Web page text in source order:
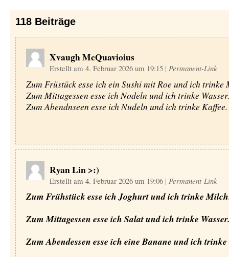
118 Beiträge
Xvaugh McQuavioius
Erstellt am 4. Februar 2026 um 19:15 | Permanent-Link
Zum Früstück esse ich ein Sushi mit Roe und ich trinke
Zum Mittagessen esse ich Nodeln und ich trinke Wasser.
Zum Abendnseen esse ich Nudeln und ich trinke Kaffee.
Ryan Lin >:)
Erstellt am 4. Februar 2026 um 19:06 | Permanent-Link
Zum Frühstück esse ich Joghurt und ich trinke
Zum Mittagessen esse ich Salat und ich trinke Wasser.
Zum Abendessen esse ich eine Banane und ich trinke